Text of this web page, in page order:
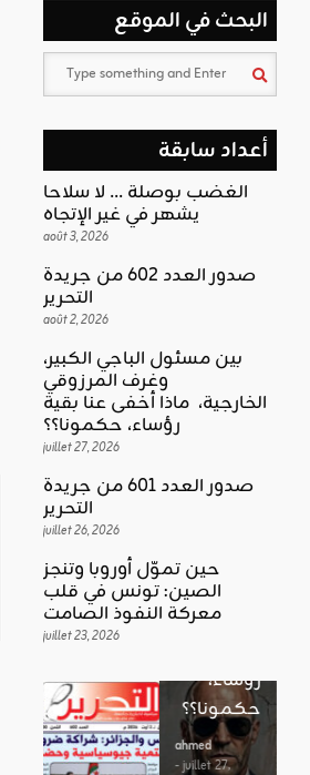
البحث في الموقع
أعداد سابقة
الغضب بوصلة … لا سلاحا
يشهر في غير الإتجاه
août 3, 2026
صدور العدد 602 من جريدة
التحرير
août 2, 2026
بين مسئول الباجي الكبير،
وغرف المرزوقي
الخارجية، ماذا أخفى عنا بقية
رؤساء، حكمونا؟؟
juillet 27, 2026
صدور العدد 601 من جريدة
التحرير
juillet 26, 2026
حين تموّل أوروبا وتنجز
الصين: تونس في قلب
معركة النفوذ الصامت
juillet 23, 2026
كلمة العدد
بين
مسئول
الباجي
وغرف
المرزوقي
الخارجية،
ماذا أخفى
عنا بقية
رؤساء،
حكمونا؟؟
ahmed
- juillet 27,